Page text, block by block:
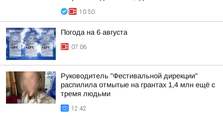
10:50
Погода на 6 августа
07:06
Руководитель "Фестивальной дирекции"
распилила отмытые на грантах 1,4 млн ещё с
тремя людьми
12:42